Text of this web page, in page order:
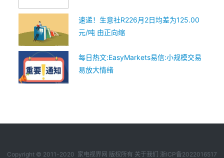
速递！生意社R226月2日均差为125.00
元/吨 由正向缩
每日热文:EasyMarkets易信:小规模交易
易放大情绪
Copyright © 2011-2020 家电视界网 版权所有 关于我们 浙ICP备2022016517